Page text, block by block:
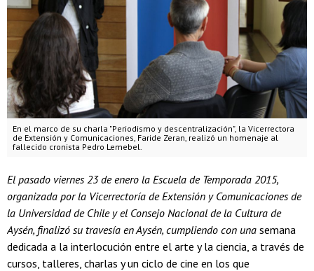
En el marco de su charla "Periodismo y descentralización", la Vicerrectora
de Extensión y Comunicaciones, Faride Zeran, realizó un homenaje al
fallecido cronista Pedro Lemebel.
El pasado viernes 23 de enero la Escuela de Temporada 2015,
organizada por la Vicerrectoría de Extensión y Comunicaciones de
la Universidad de Chile y el Consejo Nacional de la Cultura de
Aysén, finalizó su travesía en Aysén, cumpliendo con una semana
dedicada a la interlocución entre el arte y la ciencia, a través de
cursos, talleres, charlas y un ciclo de cine en los que